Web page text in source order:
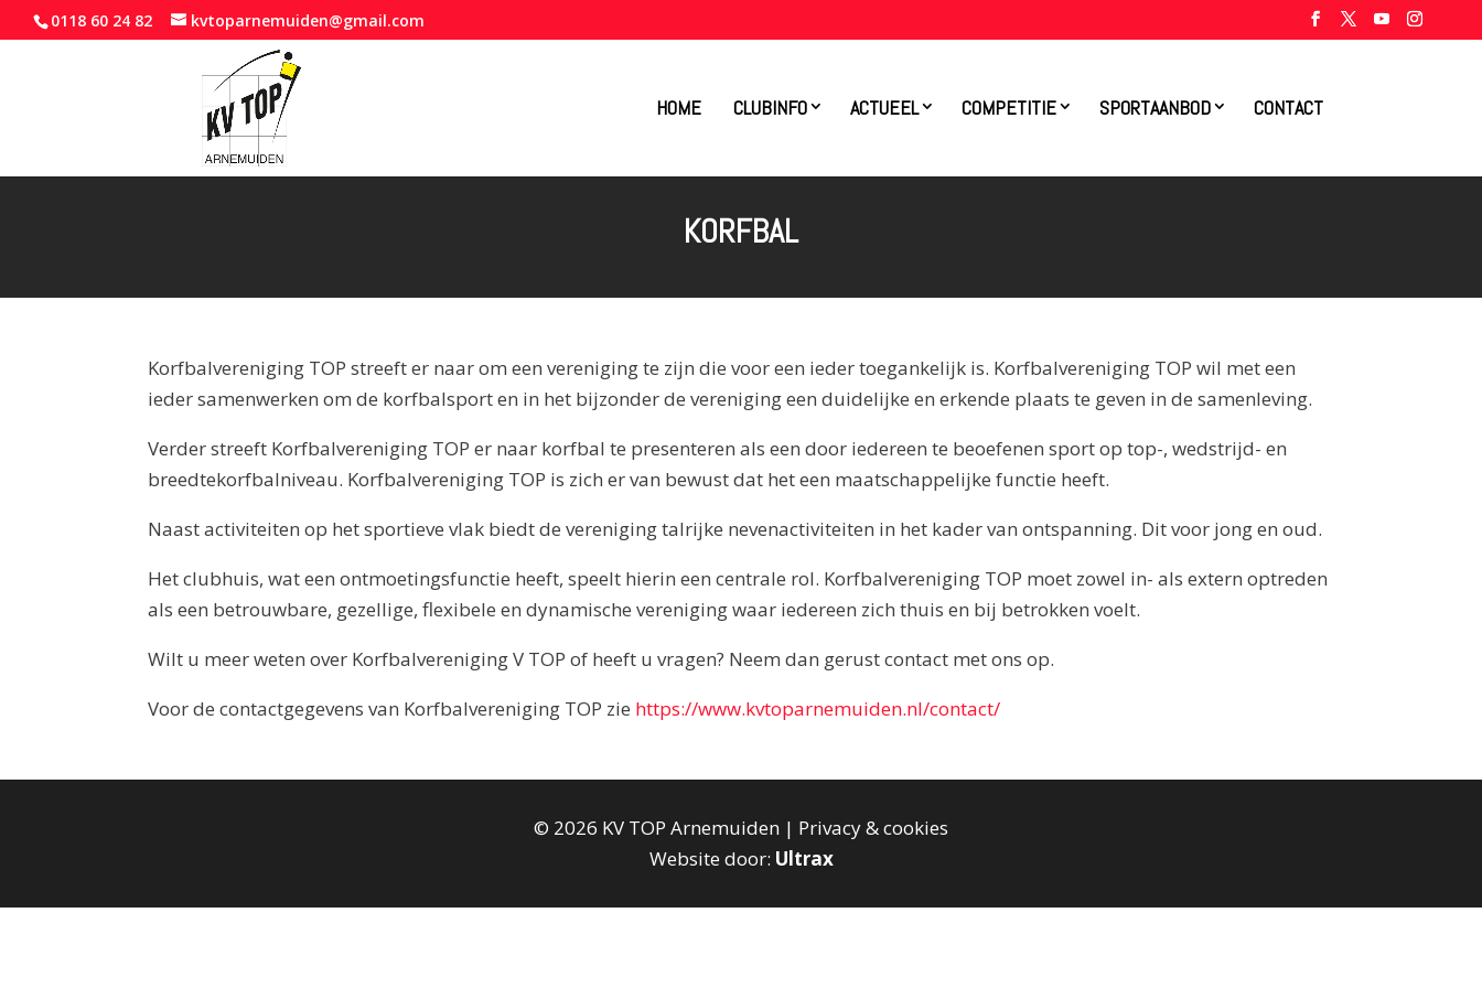
0118 60 24 82 kvtoparnemuiden@gmail.com
HOME CLUBINFO ACTUEEL COMPETITIE SPORTAANBOD CONTACT
KORFBAL
Korfbalvereniging TOP streeft er naar om een vereniging te zijn die voor een ieder toegankelijk is. Korfbalvereniging TOP wil met een
ieder samenwerken om de korfbalsport en in het bijzonder de vereniging een duidelijke en erkende plaats te geven in de samenleving.
Verder streeft Korfbalvereniging TOP er naar korfbal te presenteren als een door iedereen te beoefenen sport op top-, wedstrijd- en
breedtekorfbalniveau. Korfbalvereniging TOP is zich er van bewust dat het een maatschappelijke functie heeft.
Naast activiteiten op het sportieve vlak biedt de vereniging talrijke nevenactiviteiten in het kader van ontspanning. Dit voor jong en oud.
Het clubhuis, wat een ontmoetingsfunctie heeft, speelt hierin een centrale rol. Korfbalvereniging TOP moet zowel in- als extern optreden
als een betrouwbare, gezellige, flexibele en dynamische vereniging waar iedereen zich thuis en bij betrokken voelt.
Wilt u meer weten over Korfbalvereniging V TOP of heeft u vragen? Neem dan gerust contact met ons op.
Voor de contactgegevens van Korfbalvereniging TOP zie https://www.kvtoparnemuiden.nl/contact/
© 2026 KV TOP Arnemuiden | Privacy & cookies
Website door: Ultrax